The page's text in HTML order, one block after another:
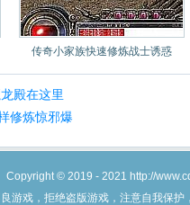
传奇小家族快速修炼战士诱惑
殿在这里
修炼惊邪爆
Copyright © 2019 - 2021 http://
游戏，拒绝盗版游戏，注意自我保